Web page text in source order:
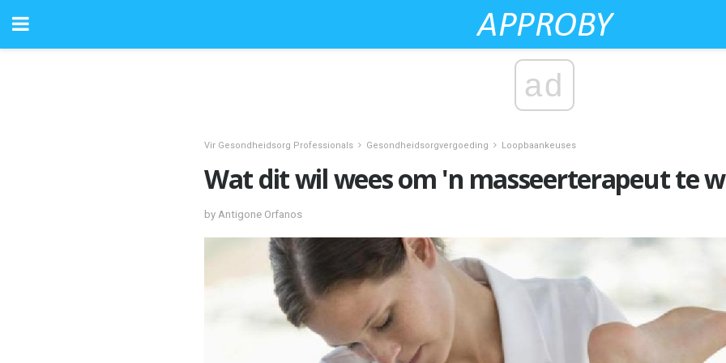
ad
Vir Gesondheidsorg Professionals Gesondheidsorgvergoeding Loopbaankeuses
Wat dit wil wees om 'n masseerterapeut te
by Antigone Orfanos